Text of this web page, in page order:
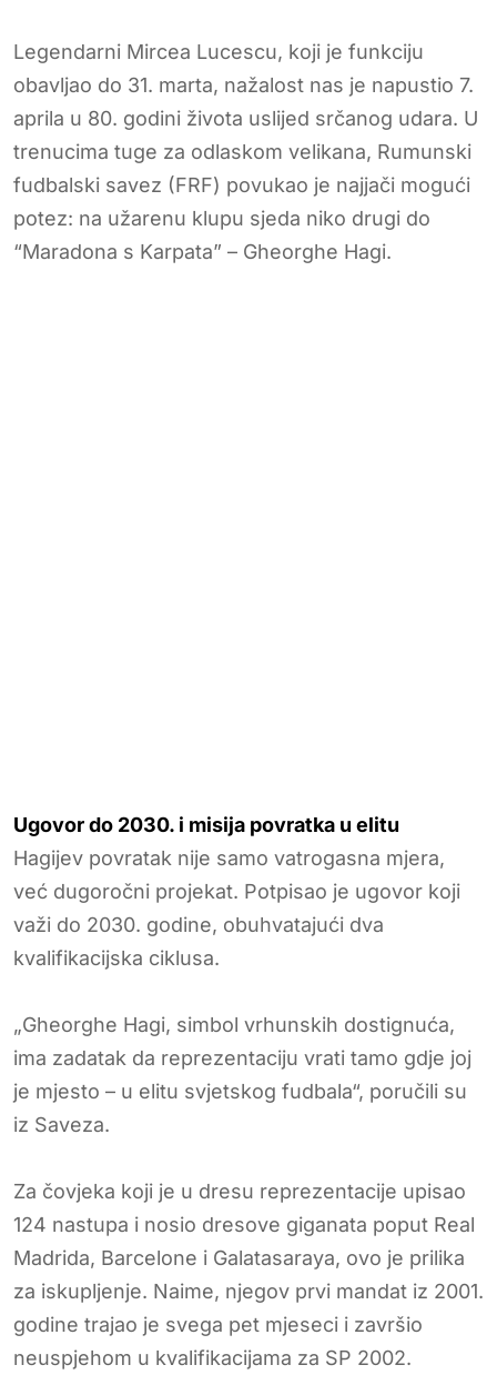
Legendarni Mircea Lucescu, koji je funkciju
obavljao do 31. marta, nažalost nas je napustio 7.
aprila u 80. godini života uslijed srčanog udara. U
trenucima tuge za odlaskom velikana, Rumunski
fudbalski savez (FRF) povukao je najjači mogući
potez: na užarenu klupu sjeda niko drugi do
“Maradona s Karpata” – Gheorghe Hagi.
Ugovor do 2030. i misija povratka u elitu
Hagijev povratak nije samo vatrogasna mjera,
već dugoročni projekat. Potpisao je ugovor koji
važi do 2030. godine, obuhvatajući dva
kvalifikacijska ciklusa.
„Gheorghe Hagi, simbol vrhunskih dostignuća,
ima zadatak da reprezentaciju vrati tamo gdje joj
je mjesto – u elitu svjetskog fudbala“, poručili su
iz Saveza.
Za čovjeka koji je u dresu reprezentacije upisao
124 nastupa i nosio dresove giganata poput Real
Madrida, Barcelone i Galatasaraya, ovo je prilika
za iskupljenje. Naime, njegov prvi mandat iz 2001.
godine trajao je svega pet mjeseci i završio
neuspjehom u kvalifikacijama za SP 2002.